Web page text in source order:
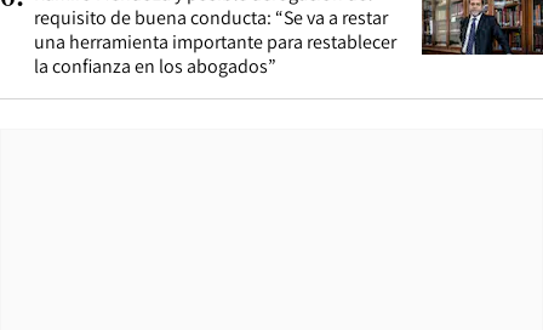
requisito de buena conducta: “Se va a restar
una herramienta importante para restablecer
la confianza en los abogados”